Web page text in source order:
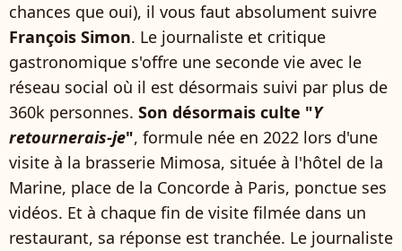
chances que oui), il vous faut absolument suivre
François Simon. Le journaliste et critique
gastronomique s'offre une seconde vie avec le
réseau social où il est désormais suivi par plus de
360k personnes. Son désormais culte "Y
retournerais-je", formule née en 2022 lors d'une
visite à la brasserie Mimosa, située à l'hôtel de la
Marine, place de la Concorde à Paris, ponctue ses
vidéos. Et à chaque fin de visite filmée dans un
restaurant, sa réponse est tranchée. Le journaliste